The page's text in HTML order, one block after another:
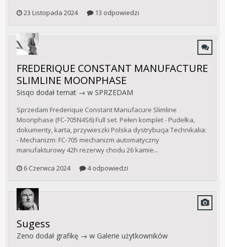
23 Listopada 2024
13 odpowiedzi
FREDERIQUE CONSTANT MANUFACTURE
SLIMLINE MOONPHASE
Sisqo dodał temat → w SPRZEDAM
Sprzedam Frederique Constant Manufacure Slimline
Moonphase (FC-705N4S6) Full set. Pełen komplet - Pudełka,
dokumenty, karta, przywieszki Polska dystrybucja Technikalia:
- Mechanizm: FC-705 mechanizm automatyczny
manufakturowy 42h rezerwy chodu 26 kamie...
6 Czerwca 2024
4 odpowiedzi
Sugess
Zeno dodał grafikę → w Galerie użytkowników